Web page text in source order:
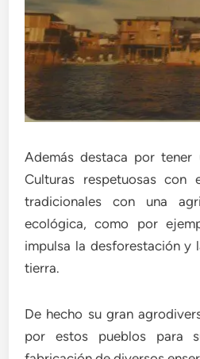
Además destaca por tener
Culturas respetuosas con
tradicionales con una
ecológica, como por
impulsa la desforestación y
tierra.
De hecho su gran
por estos pueblos para